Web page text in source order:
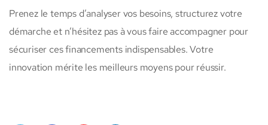
Prenez le temps d’analyser vos besoins, structurez votre
démarche et n’hésitez pas à vous faire accompagner pour
sécuriser ces financements indispensables. Votre
innovation mérite les meilleurs moyens pour réussir.